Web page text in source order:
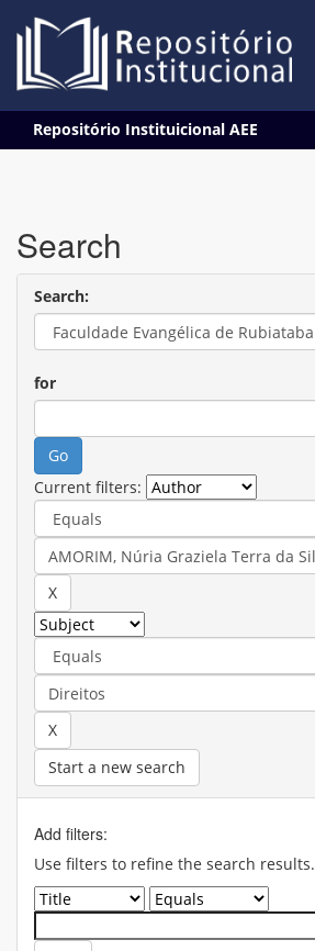
navigation
Repositório Instituicional AEE
Search
Search:
for
Current filters:
Start a new search
Add filters:
Use filters to refine the search results.